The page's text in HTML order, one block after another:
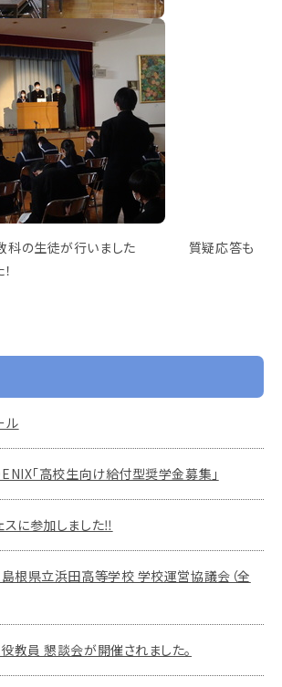
数科の生徒が行いました 質疑応答も
ル
「高校生向け給付型奨学金募集」
スに参加しました‼
根県立浜田高等学校 学校運営協議会（全
教員 懇談会が開催されました。